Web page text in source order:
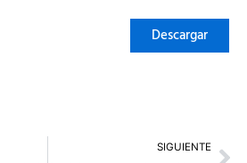
Descargar
SIGUIENTE